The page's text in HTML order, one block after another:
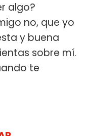
algo?
no, que yo
y buena
sobre mí.
te